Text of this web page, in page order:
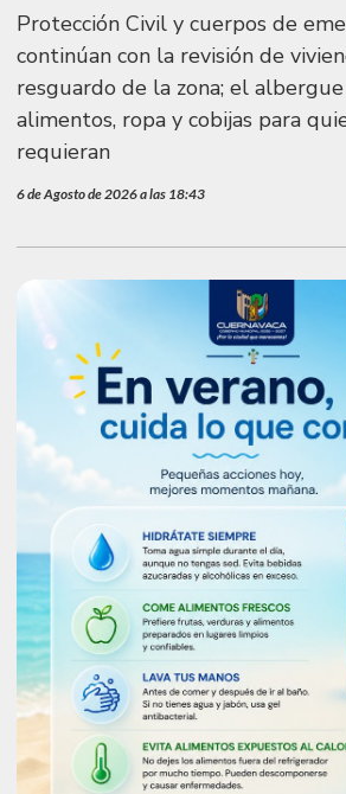
Protección Civil y cuerpos de
continúan con la revisión de
resguardo de la zona; el
alimentos, ropa y cobijas para
requieran
6 de Agosto de 2026 a las 18:43